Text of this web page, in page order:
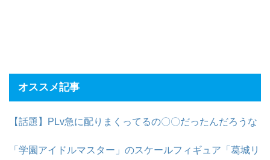
オススメ記事
【話題】PLv急に配りまくってるの〇〇だったんだろうな
「学園アイドルマスター」のスケールフィギュア「葛城リ